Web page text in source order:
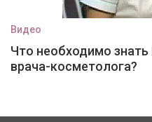
Видео
Что необходимо знать
врача-косметолога?